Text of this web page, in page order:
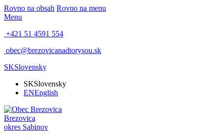
Rovno na obsah Rovno na menu
Menu
+421 51 4591 554
obec@brezovicanadtorysou.sk
SKSlovensky
SKSlovensky
ENEnglish
Brezovica
okres Sabinov